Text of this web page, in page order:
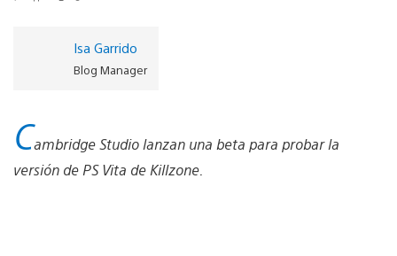
Isa Garrido
Blog Manager
Cambridge Studio lanzan una beta para probar la
versión de PS Vita de Killzone.